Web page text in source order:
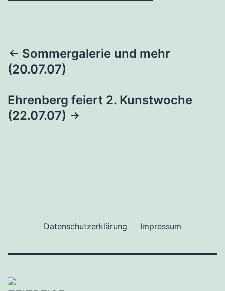
Beitragsnavigation
Sommergalerie und mehr
(20.07.07)
Ehrenberg feiert 2. Kunstwoche
(22.07.07)
Datenschutzerklärung Impressum